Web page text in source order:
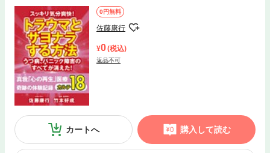
0円無料
佐藤康行
0(税込)
返品不可
カートへ 購入して読む